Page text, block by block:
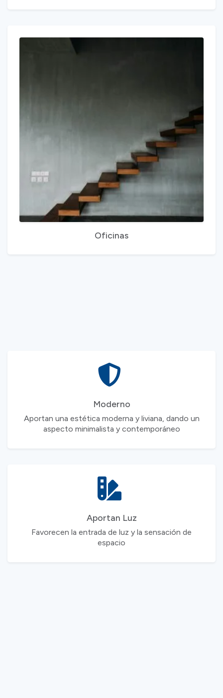
Oficinas
Fabricadas en madera sólida con espesores reforzados
para mantener estabilidad
Moderno
Aportan una estética moderna y liviana, dando un
aspecto minimalista y contemporáneo
Aportan Luz
Favorecen la entrada de luz y la sensación de
espacio